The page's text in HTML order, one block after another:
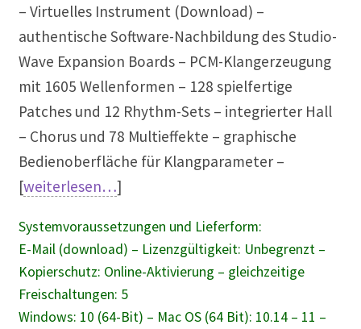
Musikproduktion
Notation Notensatz
Noten Scannen
Plug In
Sequenzer
Sound Samples
Zubehör
– Virtuelles Instrument (Download) –
authentische Software-Nachbildung des Studio-
Wave Expansion Boards – PCM-Klangerzeugung
mit 1605 Wellenformen – 128 spielfertige
Patches und 12 Rhythm-Sets – integrierter Hall
– Chorus und 78 Multieffekte – graphische
Bedienoberfläche für Klangparameter –
[weiterlesen…]
Systemvoraussetzungen und Lieferform:
E-Mail (download) – Lizenzgültigkeit: Unbegrenzt –
Kopierschutz: Online-Aktivierung – gleichzeitige
Freischaltungen: 5
Windows: 10 (64-Bit) – Mac OS (64 Bit): 10.14 – 11 –